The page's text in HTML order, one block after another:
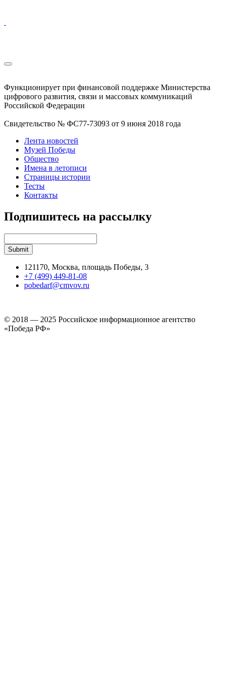
Функционирует при финансовой поддержке Министерства
цифрового развития, связи и массовых коммуникаций
Российской Федерации
Свидетельство № ФС77-73093 от 9 июня 2018 года
Лента новостей
Музей Победы
Общество
Имена в летописи
Страницы истории
Тесты
Контакты
Подпишитесь на рассылку
121170, Москва, площадь Победы, 3
+7 (499) 449-81-08
pobedarf@cmvov.ru
© 2018 — 2025 Российское информационное агентство
«Победа РФ»